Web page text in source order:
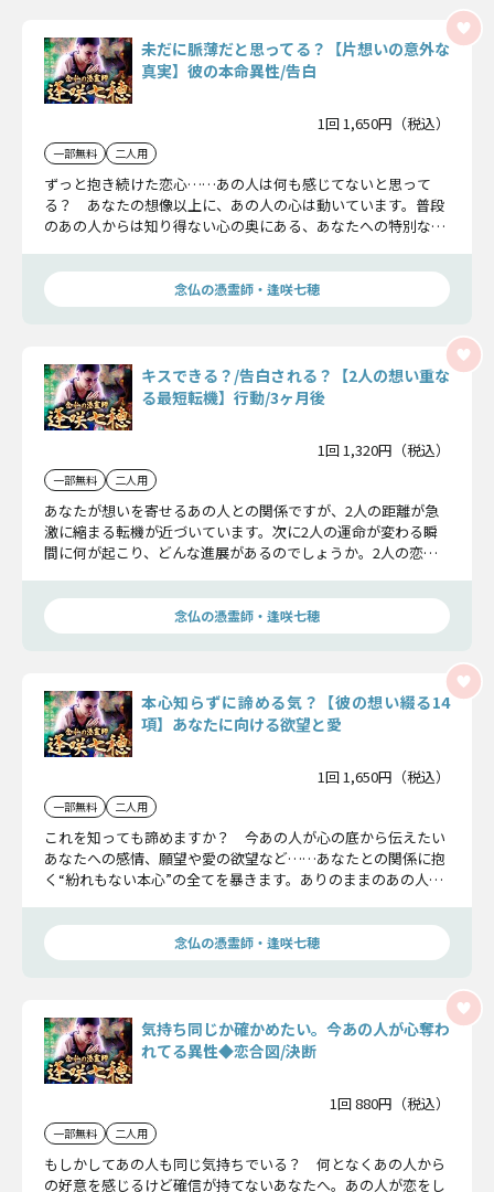
未だに脈薄だと思ってる？【片想いの意外な
真実】彼の本命異性/告白
1回 1,650円（税込）
一部無料 二人用
ずっと抱き続けた恋心……あの人は何も感じてないと思って
る？ あなたの想像以上に、あの人の心は動いています。普段
のあの人からは知り得ない心の奥にある、あなたへの特別な気
念仏の憑霊師・逢咲七穂
キスできる？/告白される？【2人の想い重な
る最短転機】行動/3ヶ月後
1回 1,320円（税込）
一部無料 二人用
あなたが想いを寄せるあの人との関係ですが、2人の距離が急
激に縮まる転機が近づいています。次に2人の運命が変わる瞬
間に何が起こり、どんな進展があるのでしょうか。2人の恋の
念仏の憑霊師・逢咲七穂
本心知らずに諦める気？【彼の想い綴る14
項】あなたに向ける欲望と愛
1回 1,650円（税込）
一部無料 二人用
これを知っても諦めますか？ 今あの人が心の底から伝えたい
あなたへの感情、願望や愛の欲望など……あなたとの関係に抱
く“紛れもない本心”の全てを暴きます。ありのままのあの人を
念仏の憑霊師・逢咲七穂
気持ち同じか確かめたい。今あの人が心奪わ
れてる異性◆恋合図/決断
1回 880円（税込）
一部無料 二人用
もしかしてあの人も同じ気持ちでいる？ 何となくあの人から
の好意を感じるけど確信が持てないあなたへ。あの人が恋をし